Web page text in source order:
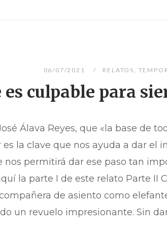
06/07/2021 RELATOS ,
es culpable para
Álava Reyes, que «la base de
es la clave que nos ayuda a dar el
nos permitirá dar ese paso tan
la parte I de este relato Parte II
de asiento como
un revuelo impresionante. Sin